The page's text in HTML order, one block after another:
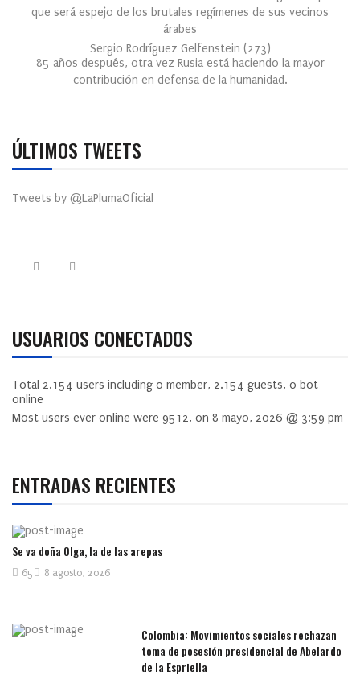
que será espejo de los brutales regímenes de sus vecinos
árabes
Sergio Rodríguez Gelfenstein (273)
85 años después, otra vez Rusia está haciendo la mayor
contribución en defensa de la humanidad.
ÚLTIMOS TWEETS
Tweets by @LaPlumaOficial
USUARIOS CONECTADOS
Total 2.154 users including 0 member, 2.154 guests, 0 bot
online
Most users ever online were 9512, on 8 mayo, 2026 @ 3:59 pm
ENTRADAS RECIENTES
Se va doña Olga, la de las arepas
8 agosto, 2026
65
Colombia: Movimientos sociales rechazan
toma de posesión presidencial de Abelardo
de la Espriella